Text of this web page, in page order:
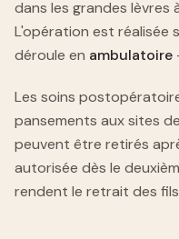
dans les grandes lèvres
L'opération est réalisée
déroule en ambulatoire
Les soins
pansements aux sites
peuvent être retirés
autorisée dès le
rendent le retrait des